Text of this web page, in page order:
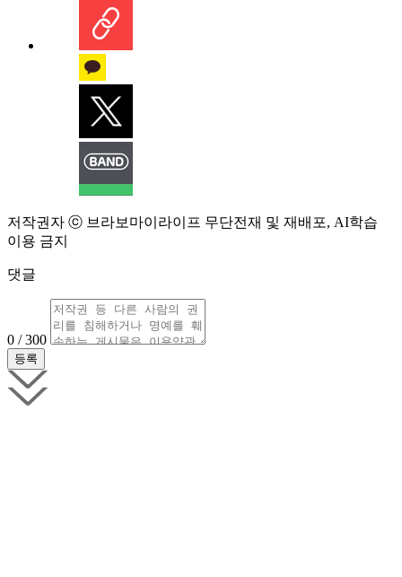
저작권자 ⓒ 브라보마이라이프 무단전재 및 재배포, AI학습
이용 금지
댓글
0 / 300